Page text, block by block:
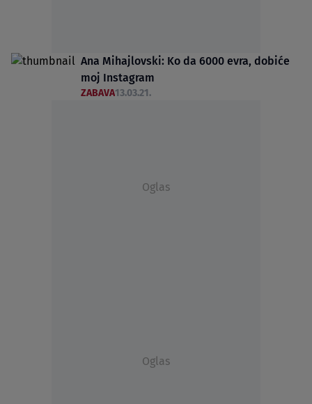
Ana Mihajlovski: Ko da 6000 evra, dobiće
moj Instagram
ZABAVA13.03.21.
Oglas
Oglas